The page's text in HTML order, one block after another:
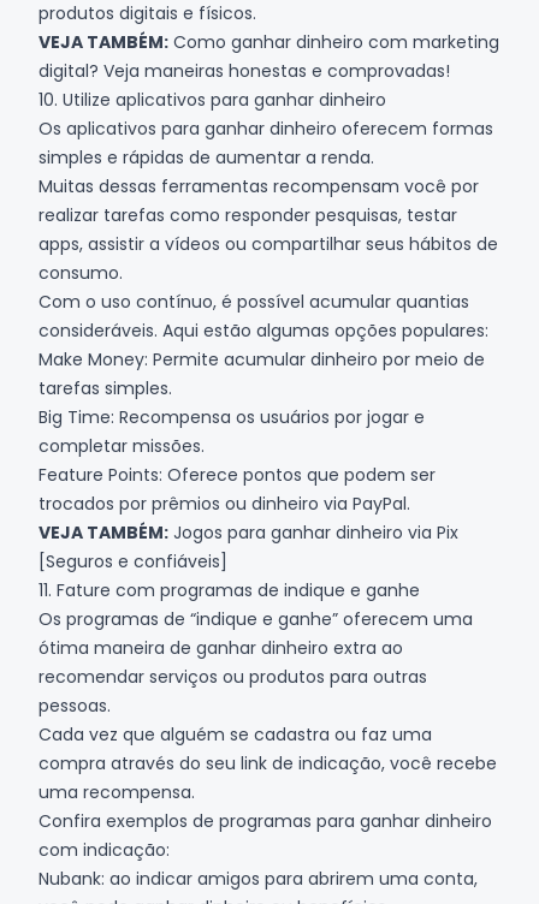
produtos digitais e físicos.
VEJA TAMBÉM: Como ganhar dinheiro com marketing
digital? Veja maneiras honestas e comprovadas!
10. Utilize aplicativos para ganhar dinheiro
Os aplicativos para ganhar dinheiro oferecem formas
simples e rápidas de aumentar a renda.
Muitas dessas ferramentas recompensam você por
realizar tarefas como responder pesquisas, testar
apps, assistir a vídeos ou compartilhar seus hábitos de
consumo.
Com o uso contínuo, é possível acumular quantias
consideráveis. Aqui estão algumas opções populares:
Make Money: Permite acumular dinheiro por meio de
tarefas simples.
Big Time: Recompensa os usuários por jogar e
completar missões.
Feature Points: Oferece pontos que podem ser
trocados por prêmios ou dinheiro via PayPal.
VEJA TAMBÉM: Jogos para ganhar dinheiro via Pix
[Seguros e confiáveis]
11. Fature com programas de indique e ganhe
Os programas de “indique e ganhe” oferecem uma
ótima maneira de ganhar dinheiro extra ao
recomendar serviços ou produtos para outras
pessoas.
Cada vez que alguém se cadastra ou faz uma
compra através do seu link de indicação, você recebe
uma recompensa.
Confira exemplos de programas para ganhar dinheiro
com indicação:
Nubank: ao indicar amigos para abrirem uma conta,